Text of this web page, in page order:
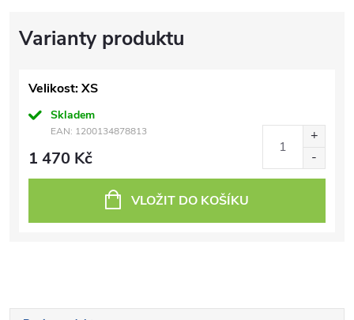
Velikost: XS
Skladem
EAN: 1200134878813
1 470 Kč
VLOŽIT DO KOŠÍKU